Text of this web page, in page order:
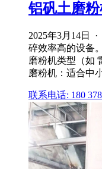
铝矾土磨
2025年3月14日
碎效率高的设备
磨粉机类型（如
磨粉机：适合中
联系电话: 180